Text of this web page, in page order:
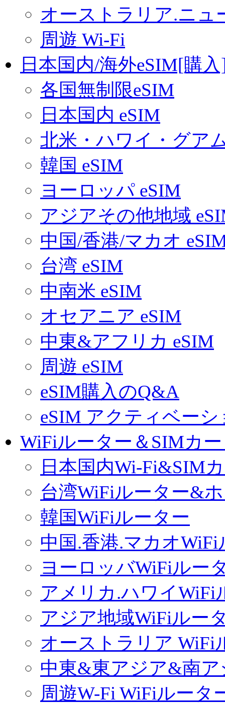
オーストラリア.ニュ
周遊 Wi-Fi
日本国内/海外eSIM[購
各国無制限eSIM
日本国内 eSIM
北米・ハワイ・グア
韓国 eSIM
ヨーロッパ eSIM
アジアその他地域
中国/香港/マカオ
台湾 eSIM
中南米 eSIM
オセアニア eSIM
中東&アフリカ eSIM
周遊 eSIM
eSIM購入のQ&A
eSIM アクティベー
WiFiルーター＆SIMカ
日本国内Wi-Fi&SIM
台湾WiFiルーター&
韓国WiFiルーター
中国.香港.マカオWiFi
ヨーロッバWiFiルー
アメリカ.ハワイWiFi
アジア地域WiFiルー
オーストラリア WiFi
中東&東アジア&南
周遊W-Fi WiFiルータ